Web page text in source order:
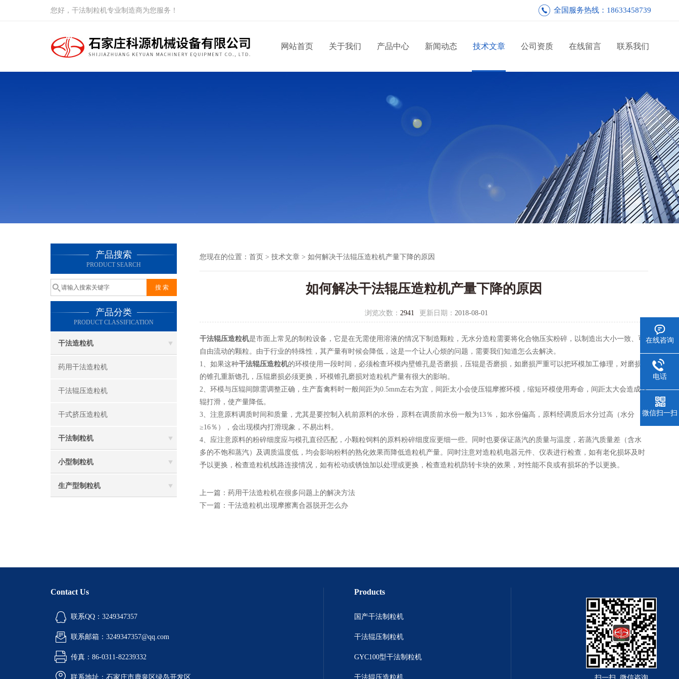
您好，干法制粒机专业制造商为您服务！ 全国服务热线：18633458739
网站首页 关于我们 产品中心 新闻动态 技术文章 公司资质 在线留言 联系我们
产品搜索
PRODUCT SEARCH
产品分类
PRODUCT CLASSIFICATION
干法造粒机
药用干法造粒机
干法辊压造粒机
干式挤压造粒机
干法制粒机
小型制粒机
生产型制粒机
您现在的位置： 首页 > 技术文章 > 如何解决干法辊压造粒机产量下降的原因
如何解决干法辊压造粒机产量下降的原因
浏览次数： 2941 更新日期： 2018-08-01
干法辊压造粒机是市面上常见的制粒设备，它是在无需使用溶液的情况下制造颗粒，无水分造粒需要将化合物压实粉碎，以制造出大小一致、可
自由流动的颗粒。由于行业的特殊性，其产量有时候会降低，这是一个让人心烦的问题，需要我们知道怎么去解决。
1、如果这种干法辊压造粒机的环模使用一段时间，必须检查环模内壁锥孔是否磨损，压辊是否磨损，如磨损严重可以把环模加工修理，对磨损
的锥孔重新锪孔，压辊磨损必须更换，环模锥孔磨损对造粒机产量有很大的影响。
2、环模与压辊间隙需调整正确，生产畜禽料时一般间距为0.5mm左右为宜，间距太小会使压辊摩擦环模，缩短环模使用寿命，间距太大会造成压
辊打滑，使产量降低。
3、注意原料调质时间和质量，尤其是要控制入机前原料的水份，原料在调质前水份一般为13％，如水份偏高，原料经调质后水分过高（水分
≥16％），会出现模内打滑现象，不易出料。
4、应注意原料的粉碎细度应与模孔直径匹配，小颗粒饲料的原料粉碎细度应更细一些。同时也要保证蒸汽的质量与温度，若蒸汽质量差（含水
多的不饱和蒸汽）及调质温度低，均会影响粉料的熟化效果而降低造粒机产量。同时注意对造粒机电器元件、仪表进行检查，如有老化损坏及时
予以更换，检查造粒机线路连接情况，如有松动或锈蚀加以处理或更换，检查造粒机防转卡块的效果，对性能不良或有损坏的予以更换。
上一篇： 药用干法造粒机在很多问题上的解决方法
下一篇： 干法造粒机出现摩擦离合器脱开怎么办
Contact Us
联系QQ：3249347357
联系邮箱：3249347357@qq.com
传真：86-0311-82239332
联系地址：石家庄市鹿泉区绿岛开发区
Products
国产干法制粒机
干法辊压制粒机
GYC100型干法制粒机
干法辊压造粒机
在线咨询
电话
微信扫一扫